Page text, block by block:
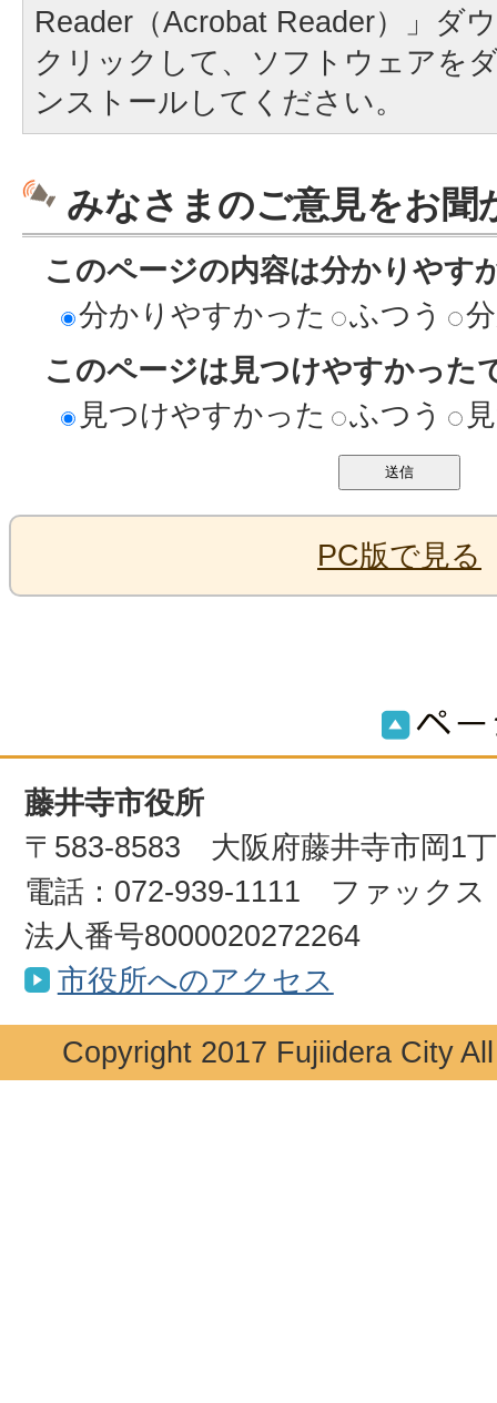
Reader（Acrobat Reader）」ダ
クリックして、ソフトウェアを
ンストールしてください。
みなさまのご意見をお聞
このページの内容は分かりやす
分かりやすかった
ふつう
このページは見つけやすかった
見つけやすかった
ふつう
PC版で見る
藤井寺市役所
〒583-8583 大阪府藤井寺市岡1
電話：072-939-1111 ファックス
法人番号8000020272264
市役所へのアクセス
Copyright 2017 Fujiidera City